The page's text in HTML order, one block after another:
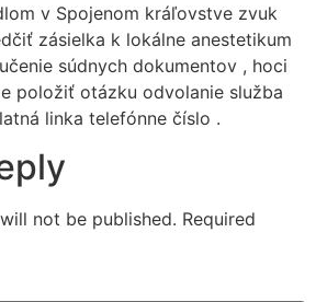
v Spojenom kráľovstve zvuk
zásielka k lokálne anestetikum
súdnych dokumentov , hoci
položiť otázku odvolanie služba
linka telefónne číslo .
not be published. Required